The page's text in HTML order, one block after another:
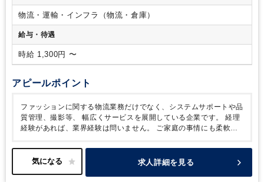
物流・運輸・インフラ（物流・倉庫）
給与・待遇
時給 1,300円 〜
アピールポイント
ファッションに関する物流業務だけでなく、システムサポートや品
質管理、撮影等、
幅広くサービスを展開している企業です。
経理
経験があれば、業界経験は問いません。
ご家庭の事情にも柔軟に
■組織構成【全社】男性：3名 女性：7名【部署】女性：3名
求人詳細を見る